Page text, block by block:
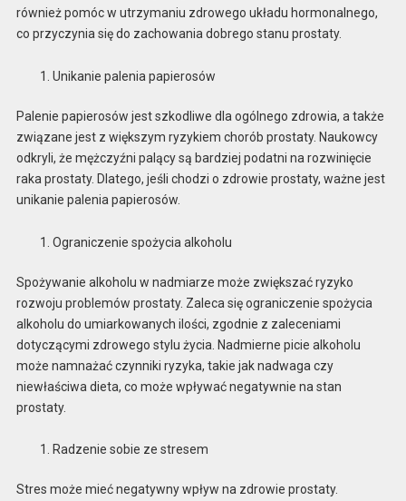
również pomóc w utrzymaniu zdrowego układu hormonalnego,
co przyczynia się do zachowania dobrego stanu prostaty.
Unikanie palenia papierosów
Palenie papierosów jest szkodliwe dla ogólnego zdrowia, a także
związane jest z większym ryzykiem chorób prostaty. Naukowcy
odkryli, że mężczyźni palący są bardziej podatni na rozwinięcie
raka prostaty. Dlatego, jeśli chodzi o zdrowie prostaty, ważne jest
unikanie palenia papierosów.
Ograniczenie spożycia alkoholu
Spożywanie alkoholu w nadmiarze może zwiększać ryzyko
rozwoju problemów prostaty. Zaleca się ograniczenie spożycia
alkoholu do umiarkowanych ilości, zgodnie z zaleceniami
dotyczącymi zdrowego stylu życia. Nadmierne picie alkoholu
może namnażać czynniki ryzyka, takie jak nadwaga czy
niewłaściwa dieta, co może wpływać negatywnie na stan
prostaty.
Radzenie sobie ze stresem
Stres może mieć negatywny wpływ na zdrowie prostaty.